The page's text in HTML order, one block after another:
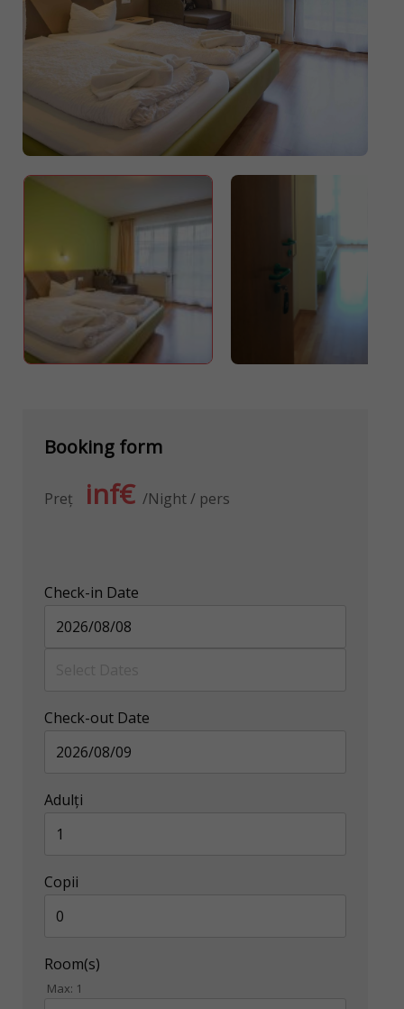
Booking form
Preţ inf€ Night / pers
Check-in Date
Check-out Date
Adulţi
Copii
Room(s)
Max: 1